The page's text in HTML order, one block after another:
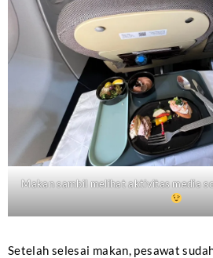
Makan sambil melihat aktivitas media
Setelah selesai makan, pesawat